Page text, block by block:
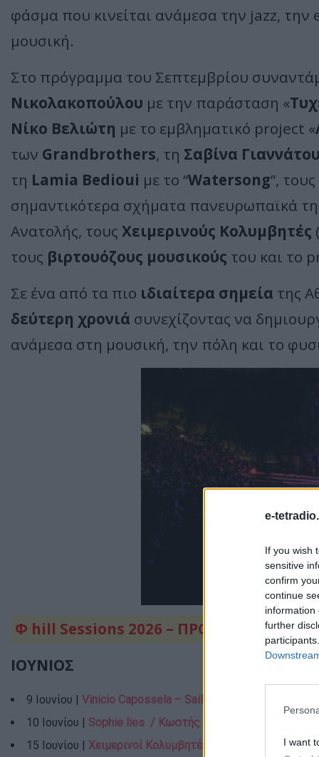
e-
If you wish
sensitive
confirm
continue
information
further
I want
φάσμα που κινείται ανάμεσα την jazz,
μουσική.
Στο πρόγραμμα του Σεπτεμβρίου
Νικολακοπούλου με την παράσταση «
Νίκο Βελιώτη με το εμβληματικό project «
των Grandbrothers, τη Σαβίνα Γιαννάτου
τη Lamia Bedioui με το “Watersong”, τους
σημαντικότερα σχήματα πανευρωπαϊκά
Ανατολής, τους Χειμερινούς Κολυμβητές
τους βιρτουόζους μουσικούς του και το
Σε ένα από τα πιο ιδιαίτερα σημεία της
δεύτερη χρονιά συνεχίζοντας να
ανάμεσα στη μουσική, την πόλη και το
Φ hill Sessions 2026 – ΠΡΟΓΡΑΜΜΑ
ΙΟΥΝΙΟΣ
9 Ιουνίου | Vinicio Capossela – Sailors, Sirens and
10 Ιουνίου | Sophie lies / Κωστής /
15 Ιουνίου | Χειμερινοί Κολυμβητές